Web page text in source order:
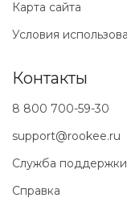
Карта сайта
Условия
Контакты
8 800 700-59-30
support@rookee.ru
Служба поддержки
Справка